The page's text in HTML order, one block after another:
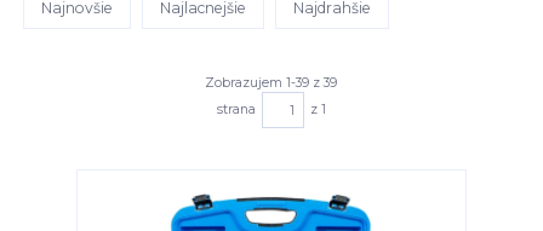
Najnovšie Najlacnejšie Najdrahšie
Zobrazujem 1-39 z 39
strana
z 1